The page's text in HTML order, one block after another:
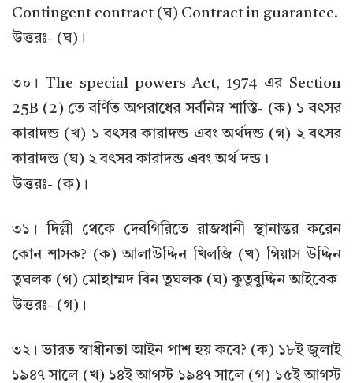
Contingent contract (ঘ) Contract in guarantee.
উত্তরঃ- (ঘ)।
৩০। The special powers Act, 1974 এর Section
25B (2) তে বর্ণিত অপরাধের সর্বনিম্ন শাস্তি- (ক) ১ বৎসর
কারাদন্ড (খ) ১ বৎসর কারাদন্ড এবং অর্থদন্ড (গ) ২ বৎসর
কারাদন্ড (ঘ) ২ বৎসর কারাদন্ড এবং অর্থ দন্ড ৷
উত্তরঃ- (ক)।
৩১। দিল্লী থেকে দেবগিরিতে রাজধানী স্থানান্তর করেন
কোন শাসক? (ক) আলাউদ্দিন খিলজি (খ) গিয়াস উদ্দিন
তুঘলক (গ) মোহাম্মদ বিন তুঘলক (ঘ) কুতুবুদ্দিন আইবেক
উত্তরঃ- (গ)।
৩২। ভারত স্বাধীনতা আইন পাশ হয় কবে? (ক) ১৮ই জুলাই
১৯৪৭ সালে (খ) ১৪ই আগস্ট ১৯৪৭ সালে (গ) ১৫ই আগস্ট